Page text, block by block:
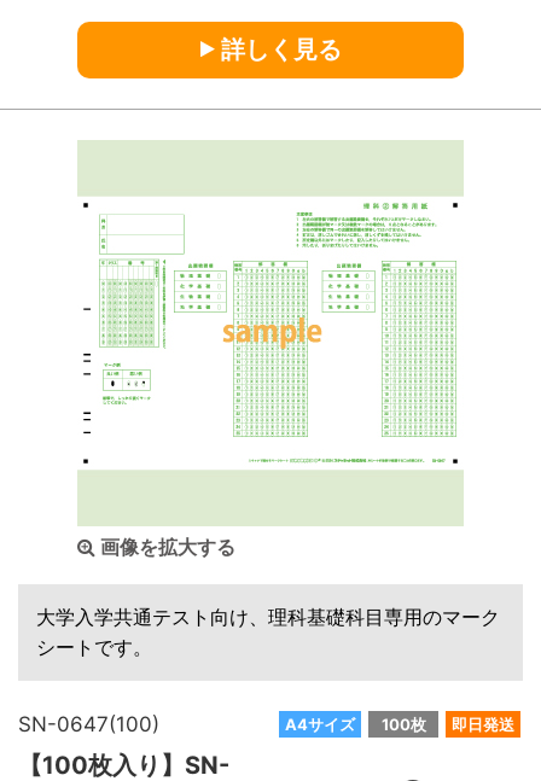
詳しく見る
画像を拡大する
大学入学共通テスト向け、理科基礎科目専用のマーク
シートです。
A4サイズ 100枚 即日発送
SN-0647(100)
【100枚入り】SN-